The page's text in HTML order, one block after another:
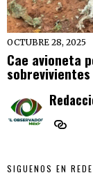
OCTUBRE 28, 2025
Cae avioneta
sobrevivientes
SIGUENOS EN